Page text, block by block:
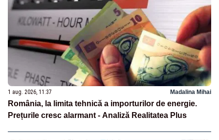
1 aug. 2026, 11:37 Madalina Mihai
România, la limita tehnică a importurilor de energie.
Prețurile cresc alarmant - Analiză Realitatea Plus